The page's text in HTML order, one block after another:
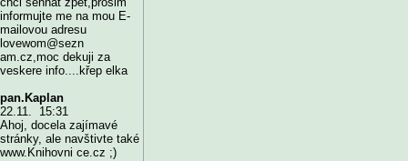
informujte me na mou E-
mailovou adresu
lovewom@sezn
am.cz,moc dekuji za
veskere info....křep elka
pan.Kaplan
22.11. 15:31
Ahoj, docela zajímavé
stránky, ale navštivte také
www.Knihovni ce.cz ;)